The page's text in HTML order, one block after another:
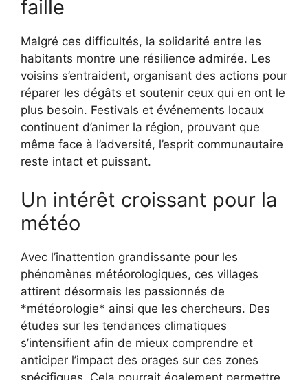
faille
Malgré ces difficultés, la solidarité entre les
habitants montre une résilience admirée. Les
voisins s’entraident, organisant des actions pour
réparer les dégâts et soutenir ceux qui en ont le
plus besoin. Festivals et événements locaux
continuent d’animer la région, prouvant que
même face à l’adversité, l’esprit communautaire
reste intact et puissant.
Un intérêt croissant pour la
météo
Avec l’inattention grandissante pour les
phénomènes météorologiques, ces villages
attirent désormais les passionnés de
*météorologie* ainsi que les chercheurs. Des
études sur les tendances climatiques
s’intensifient afin de mieux comprendre et
anticiper l’impact des orages sur ces zones
spécifiques. Cela pourrait également permettre